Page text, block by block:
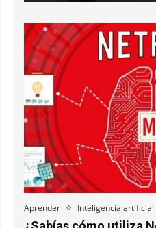
Aprender Inteligencia artificial